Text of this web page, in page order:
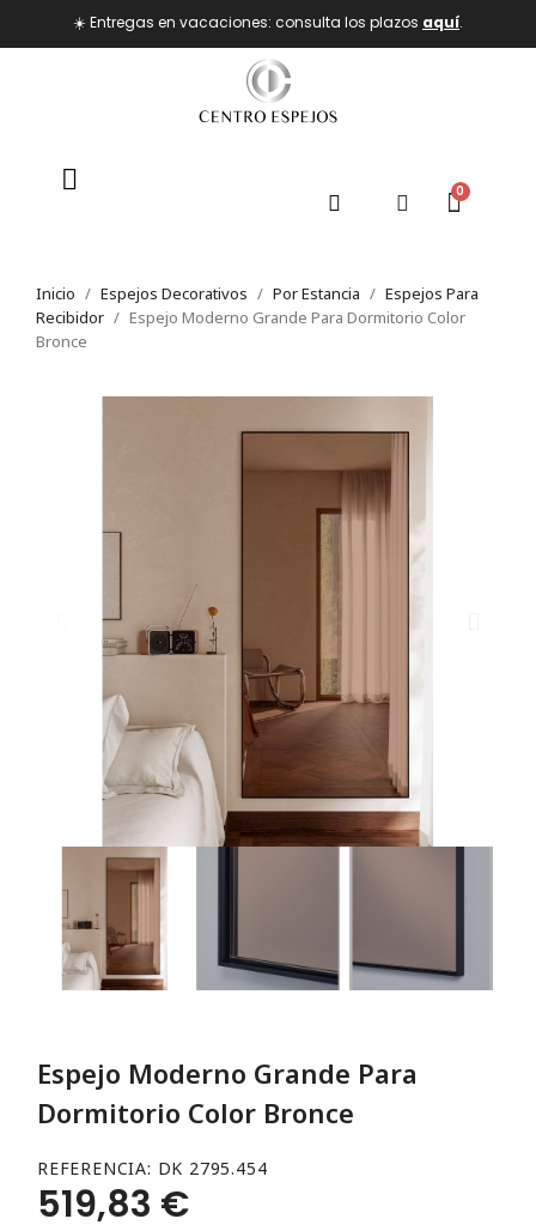
☀️ Entregas en vacaciones: consulta los plazos aquí.
Inicio Espejos Decorativos Por Estancia
Espejos Para
Recibidor
Espejo Moderno Grande Para Dormitorio Color
Bronce
Espejo Moderno Grande Para
Dormitorio Color Bronce
REFERENCIA DK 2795.454
519,83 €